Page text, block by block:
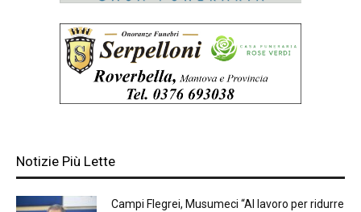
Notizie Più Lette
Campi Flegrei, Musumeci “Al lavoro per ridurre